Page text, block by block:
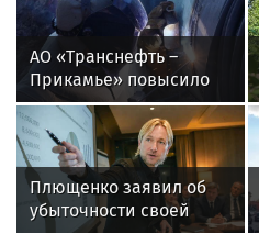
АО «Транснефть –
Прикамье» повысило
надежность
производственной
инфраструктуры в
четырех регионах
Плющенко заявил об
убыточности своей
академии. Посчитали –